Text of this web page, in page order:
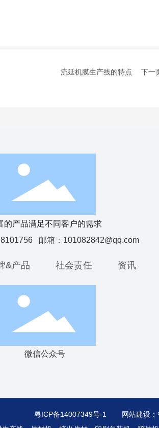
流延机膜生产线的特点 下一
的产品满足不同客户的需求
邮箱： 101082842@qq.com
&产品 社会责任 资讯
微信公众号
粤ICP备14007349号-1
网站建设